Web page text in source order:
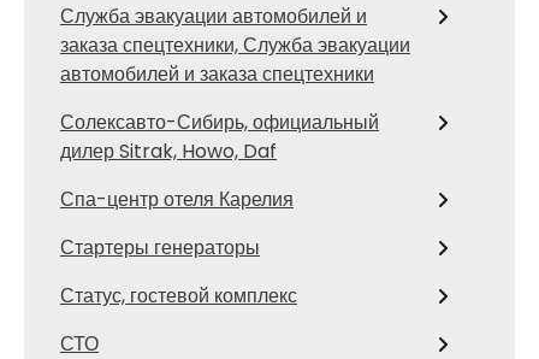
Служба эвакуации автомобилей и
заказа спецтехники, Служба эвакуации
автомобилей и заказа спецтехники
Солексавто-Сибирь, официальный
дилер Sitrak, Howo, Daf
Спа-центр отеля Карелия
Стартеры генераторы
Статус, гостевой комплекс
СТО